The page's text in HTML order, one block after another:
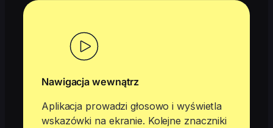
Nawigacja wewnątrz
Aplikacja prowadzi głosowo i wyświetla
wskazówki na ekranie. Kolejne znaczniki